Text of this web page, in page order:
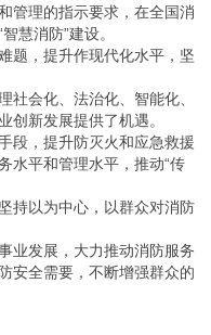
管理的指示要求，在全国消
慧消防”建设。
题，提升作现代化水平，坚
社会化、法治化、智能化、
创新发展提供了机遇。
段，提升防灭火和应急救援
水平和管理水平，推动“传
持以为中心，以群众对消防
业发展，大力推动消防服务
安全需要，不断增强群众的